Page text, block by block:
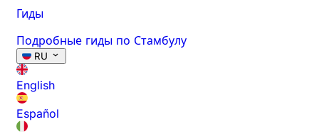
Гиды
Подробные гиды по Стамбулу
RU
English
Español